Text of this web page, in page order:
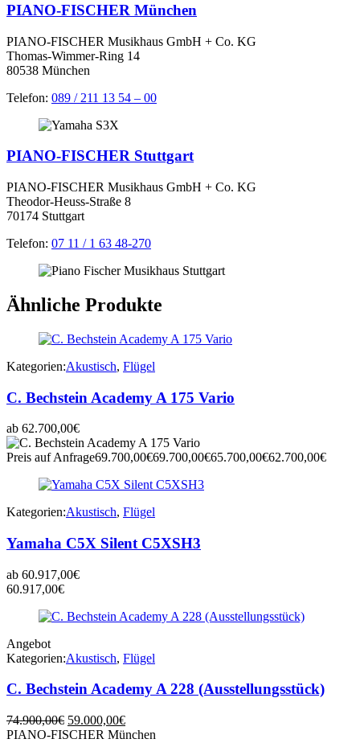
PIANO-FISCHER München
PIANO-FISCHER Musikhaus GmbH + Co. KG
Thomas-Wimmer-Ring 14
80538 München
Telefon: 089 / 211 13 54 – 00
PIANO-FISCHER Stuttgart
PIANO-FISCHER Musikhaus GmbH + Co. KG
Theodor-Heuss-Straße 8
70174 Stuttgart
Telefon: 07 11 / 1 63 48-270
Ähnliche Produkte
Kategorien:Akustisch, Flügel
C. Bechstein Academy A 175 Vario
ab 62.700,00€
Preis auf Anfrage69.700,00€69.700,00€65.700,00€62.700,00€
Kategorien:Akustisch, Flügel
Yamaha C5X Silent C5XSH3
ab 60.917,00€
60.917,00€
Angebot
Kategorien:Akustisch, Flügel
C. Bechstein Academy A 228 (Ausstellungsstück)
74.900,00€ Ursprünglicher
Preis
59.000,00€Aktueller
Preis
PIANO-FISCHER München